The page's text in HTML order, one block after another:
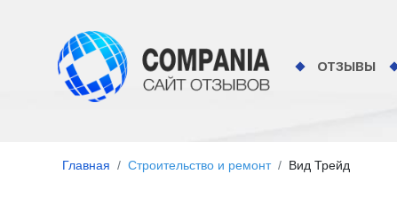
ОТЗЫВЫ
Главная Строительство и ремонт Вид Трейд